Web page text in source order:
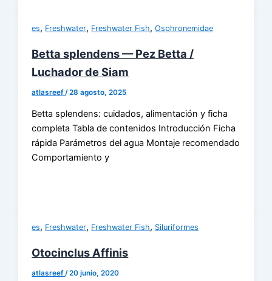
es, Freshwater, Freshwater Fish,Osphronemidae
Betta splendens — Pez Betta /
Luchador de Siam
atlasreef /28 agosto, 2025
Betta splendens: cuidados, alimentación y ficha
completa Tabla de contenidos Introducción Ficha
rápida Parámetros del agua Montaje recomendado
Comportamiento y
es, Freshwater, Freshwater Fish, Siluriformes
Otocinclus Affinis
atlasreef/20 junio, 2020